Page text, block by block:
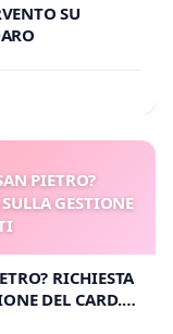
SU
PIETRO?
GESTIONE
RICHIESTA
DEL CARD.